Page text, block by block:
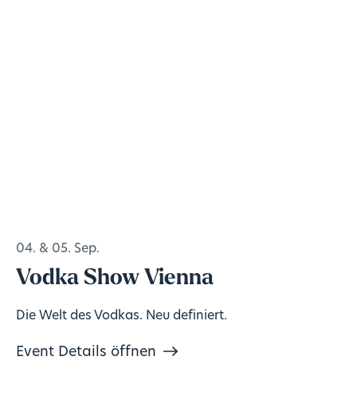
04. & 05. Sep.
Vodka Show Vienna
Die Welt des Vodkas. Neu definiert.
Event Details öffnen